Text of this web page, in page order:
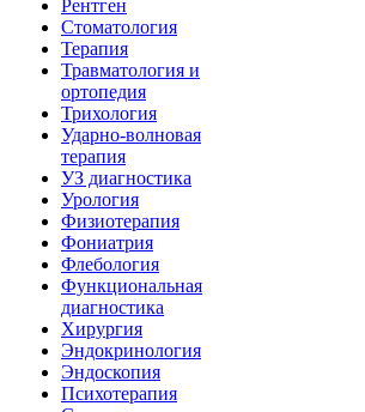
Рентген
Стоматология
Терапия
Травматология и
ортопедия
Трихология
Ударно-волновая
терапия
УЗ диагностика
Урология
Физиотерапия
Фониатрия
Флебология
Функциональная
диагностика
Хирургия
Эндокринология
Эндоскопия
Психотерапия